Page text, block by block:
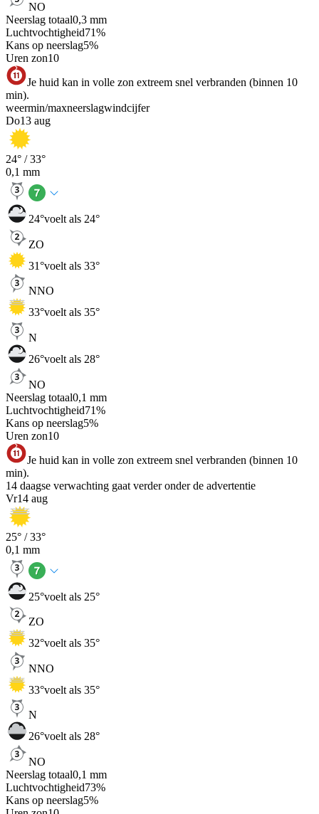
NO
Neerslag totaal0,3 mm
Luchtvochtigheid71%
Kans op neerslag5%
Uren zon10
Je huid kan in volle zon extreem snel verbranden (binnen 10
min).
weermin/maxneerslagwindcijfer
Do13 aug
24° /33°
0,1 mm
24°voelt als 24°
ZO
31°voelt als 33°
NNO
33°voelt als 35°
N
26°voelt als 28°
NO
Neerslag totaal0,1 mm
Luchtvochtigheid71%
Kans op neerslag5%
Uren zon10
Je huid kan in volle zon extreem snel verbranden (binnen 10
min).
14 daagse verwachting gaat verder onder de advertentie
Vr14 aug
25° /33°
0,1 mm
25°voelt als 25°
ZO
32°voelt als 35°
NNO
33°voelt als 35°
N
26°voelt als 28°
NO
Neerslag totaal0,1 mm
Luchtvochtigheid73%
Kans op neerslag5%